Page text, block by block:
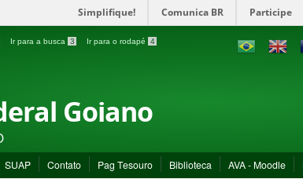
Simplifique! Comunica BR Participe
Ir para a busca 3 Ir para o rodapé 4
Goiano
SUAP Contato Pag Tesouro Biblioteca AVA - Moodle